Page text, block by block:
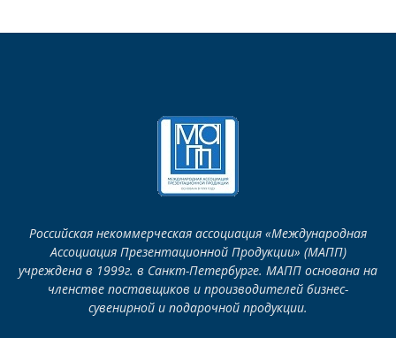
Российская некоммерческая ассоциация «Международная
Ассоциация Презентационной Продукции» (МАПП)
учреждена в 1999г. в Санкт-Петербурге. МАПП основана на
членстве поставщиков и производителей бизнес-
сувенирной и подарочной продукции.